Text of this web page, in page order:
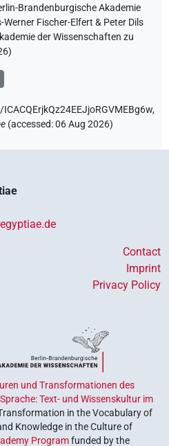
Brandenburgische Akademie
Fischer-Elfert & Peter Dils
der Wissenschaften zu
)
(accessed:06 Aug 2026)
Contact
Imprint
Privacy Policy
und Transformationen des
Text- und Wissenskultur im
in the Vocabulary of
Knowledge in the Culture of
Programfunded by the